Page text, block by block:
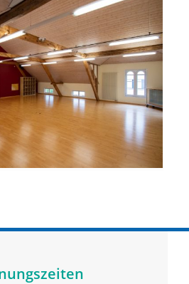
& Vermietung